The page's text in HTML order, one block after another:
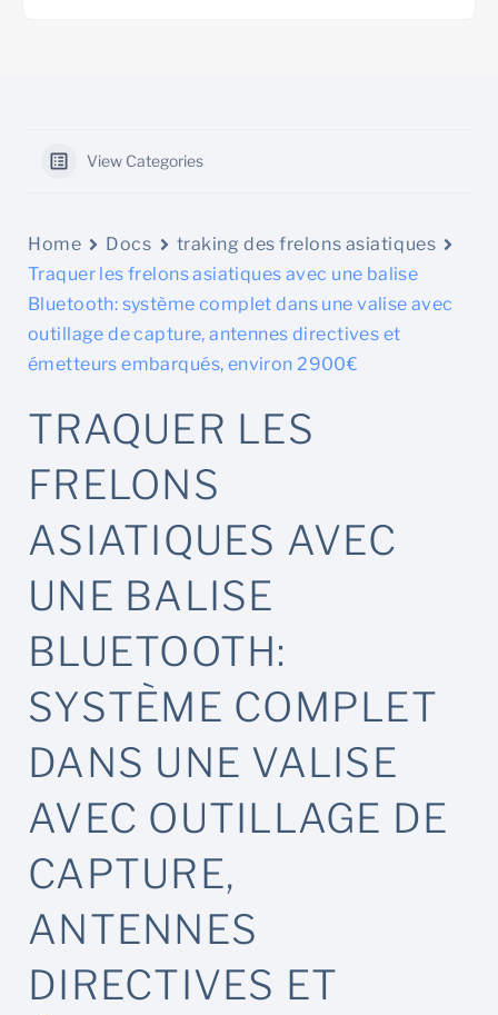
View Categories
Home Docs
traking des frelons asiatiques
Traquer les frelons asiatiques avec une balise
Bluetooth: système complet dans une valise avec
outillage de capture, antennes directives et
émetteurs embarqués, environ 2900€
TRAQUER LES
FRELONS
ASIATIQUES AVEC
UNE BALISE
BLUETOOTH:
SYSTÈME COMPLET
DANS UNE VALISE
AVEC OUTILLAGE DE
CAPTURE,
ANTENNES
DIRECTIVES ET